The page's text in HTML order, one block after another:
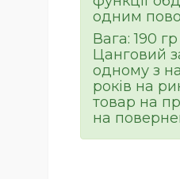
одним
Вага: 190
Цанговий
одному з
років на
товар на
на